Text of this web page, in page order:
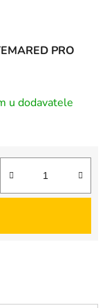
PRO
u dodavatele